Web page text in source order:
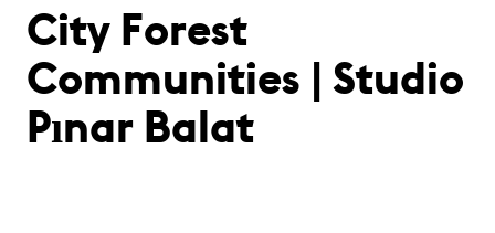
City Forest
Communities | Studio
Pınar Balat